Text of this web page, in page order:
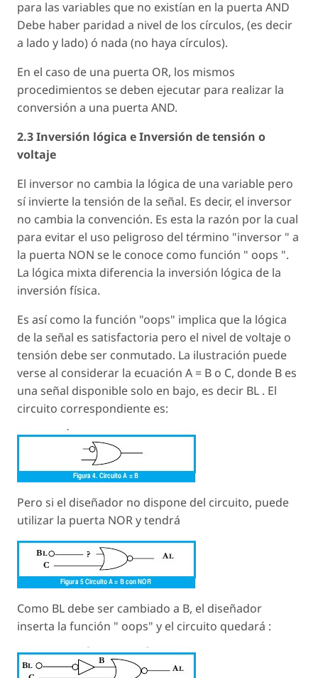
para las variables que no existían en la puerta AND
Debe haber paridad a nivel de los círculos, (es decir
a lado y lado) ó nada (no haya círculos).
En el caso de una puerta OR, los mismos
procedimientos se deben ejecutar para realizar la
conversión a una puerta AND.
2.3 Inversión lógica e Inversión de tensión o
voltaje
El inversor no cambia la lógica de una variable pero
sí invierte la tensión de la señal. Es decir, el inversor
no cambia la convención. Es esta la razón por la cual
para evitar el uso peligroso del término "inversor " a
la puerta NON se le conoce como función " oops ".
La lógica mixta diferencia la inversión lógica de la
inversión física.
Es así como la función "oops" implica que la lógica
de la señal es satisfactoria pero el nivel de voltaje o
tensión debe ser conmutado. La ilustración puede
verse al considerar la ecuación A = B o C, donde B es
una señal disponible solo en bajo, es decir BL . El
circuito correspondiente es:
Pero si el diseñador no dispone del circuito, puede
utilizar la puerta NOR y tendrá
Como BL debe ser cambiado a B, el diseñador
inserta la función " oops" y el circuito quedará :